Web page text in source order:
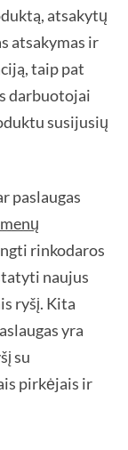
atsakytų
atsakymas ir
taip pat
darbuotojai
susijusių
paslaugas
rinkodaros
naujus
ryšį. Kita
yra
su
pirkėjais ir